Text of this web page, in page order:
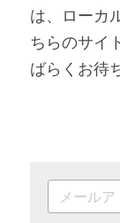
は、ローカ
ちらのサイ
ばらくお待